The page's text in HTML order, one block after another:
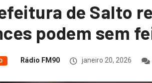
de Salto
podem sem
Rádio FM90 janeiro 20, 2026